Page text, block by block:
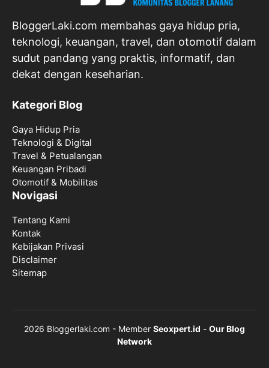
BloggerLaki.com membahas gaya hidup pria,
teknologi, keuangan, travel, dan otomotif dalam
sudut pandang yang praktis, informatif, dan
dekat dengan keseharian.
Kategori Blog
Gaya Hidup Pria
Teknologi & Digital
Travel & Petualangan
Keuangan Pribadi
Otomotif & Mobilitas
Novigasi
Tentang Kami
Kontak
Kebijakan Privasi
Disclaimer
Sitemap
2026 Bloggerlaki.com - Member Seoxpert.id - Our Blog
Network